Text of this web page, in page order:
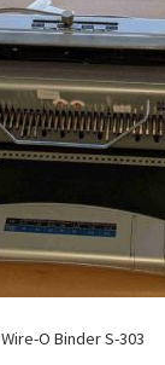
Wire-O Binder S-303